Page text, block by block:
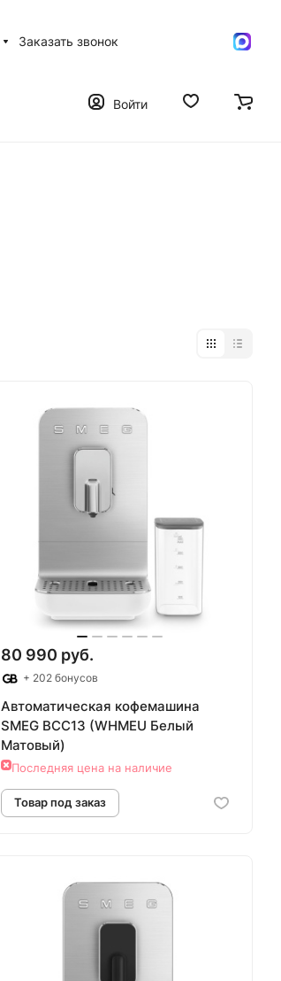
Заказать звонок
Войти
80 990 руб.
+ 202 бонусов
Автоматическая кофемашина
SMEG BCC13 (WHMEU Белый
Матовый)
Последняя цена на наличие
Товар под заказ